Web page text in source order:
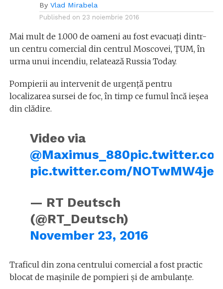
By Vlad Mirabela
Published on 23 noiembrie 2016
Mai mult de 1.000 de oameni au fost evacuaţi dintr-
un centru comercial din centrul Moscovei, ŢUM, în
urma unui incendiu, relatează Russia Today.
Pompierii au intervenit de urgență pentru
localizarea sursei de foc, în timp ce fumul încă ieșea
din clădire.
Video via
@Maximus_880
pic.twitter.com/NOTwMW4je8
— RT Deutsch
(@RT_Deutsch)
November 23, 2016
Traficul din zona centrului comercial a fost practic
blocat de mașinile de pompieri și de ambulanțe.